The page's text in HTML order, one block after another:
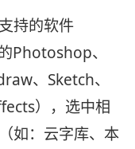
持的软件
Photoshop、
、Sketch、
），选中相
如：云字库、本